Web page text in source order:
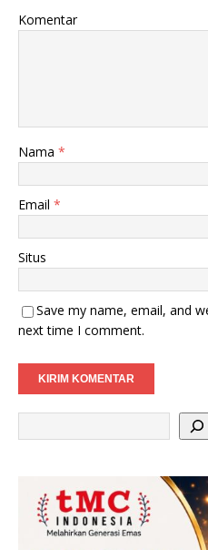
Komentar
Nama *
Email *
Situs
Save my name, email, and
next time I comment.